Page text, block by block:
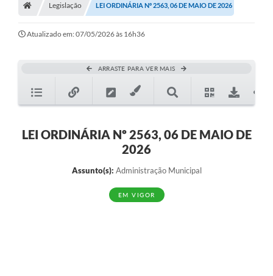
A Nossa Cidade
SECRETARIA E DEPARTAMENTOS
Transparência
Editais
Legislação LEI ORDINÁRIA Nº 2563, 06 DE MAIO DE 2026
Atualizado em: 07/05/2026 às 16h36
ARRASTE PARA VER MAIS
LEI ORDINÁRIA Nº 2563, 06 DE MAIO DE
2026
Assunto(s): Administração Municipal
EM VIGOR